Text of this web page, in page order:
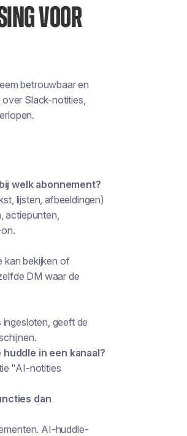
VOOR
betrouwbaar en
over Slack-notities,
welk abonnement?
lijsten, afbeeldingen)
actiepunten,
kan bekijken of
DM waar de
geeft de
in een kanaal?
"AI-notities
dan
AI-huddle-